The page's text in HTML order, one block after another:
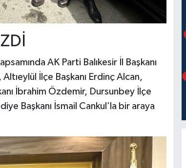
AK Parti Balıkesir İl Başkanı
İlçe Başkanı Erdinç Alcan,
İbrahim Özdemir, Dursunbey İlçe
Başkanı İsmail Cankul’la bir araya